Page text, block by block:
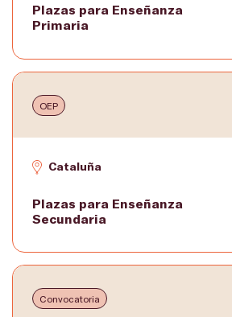
Plazas para Enseñanza
Primaria
OEP
Cataluña
Plazas para Enseñanza
Secundaria
Convocatoria